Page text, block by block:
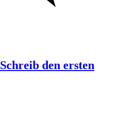
Schreib den ersten